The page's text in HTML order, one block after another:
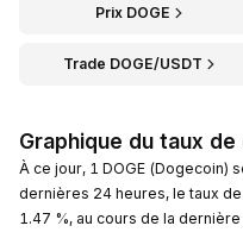
Prix DOGE
Trade DOGE/USDT
Graphique du taux de
À ce jour, 1 DOGE (Dogecoin)
dernières 24 heures, le taux
1.47 %, au cours de la